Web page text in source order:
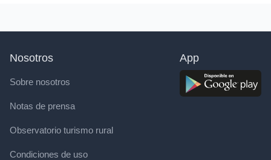
Nosotros
Sobre nosotros
Notas de prensa
Observatorio turismo rural
Condiciones de uso
App